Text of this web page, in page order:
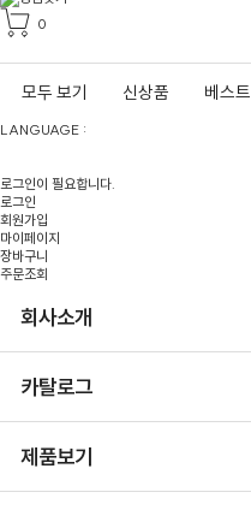
0
모두 보기 신상품 베스트
LANGUAGE :
로그인이 필요합니다.
로그인
회원가입
마이페이지
장바구니
주문조회
회사소개
카탈로그
제품보기